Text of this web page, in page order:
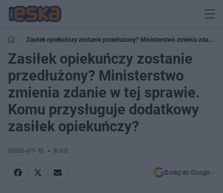
Zasiłek opiekuńczy zostanie przedłużony? Ministerstwo zmienia zdanie
w tej sprawie. Komu przysługuje dodatkowy zasiłek opiekuńczy?
Zasiłek opiekuńczy zostanie
przedłużony? Ministerstwo
zmienia zdanie w tej sprawie.
Komu przysługuje dodatkowy
zasiłek opiekuńczy?
2020-07-10 8:00
Dodaj do Google